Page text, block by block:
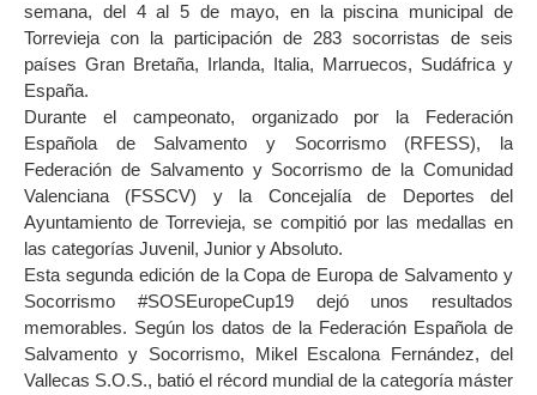
semana, del 4 al 5 de mayo, en la piscina municipal de
Torrevieja con la participación de 283 socorristas de seis
países Gran Bretaña, Irlanda, Italia, Marruecos, Sudáfrica y
España.
Durante el campeonato, organizado por la Federación
Española de Salvamento y Socorrismo (RFESS), la
Federación de Salvamento y Socorrismo de la Comunidad
Valenciana (FSSCV) y la Concejalía de Deportes del
Ayuntamiento de Torrevieja, se compitió por las medallas en
las categorías Juvenil, Junior y Absoluto.
Esta segunda edición de la Copa de Europa de Salvamento y
Socorrismo #SOSEuropeCup19 dejó unos resultados
memorables. Según los datos de la Federación Española de
Salvamento y Socorrismo, Mikel Escalona Fernández, del
Vallecas S.O.S., batió el récord mundial de la categoría máster